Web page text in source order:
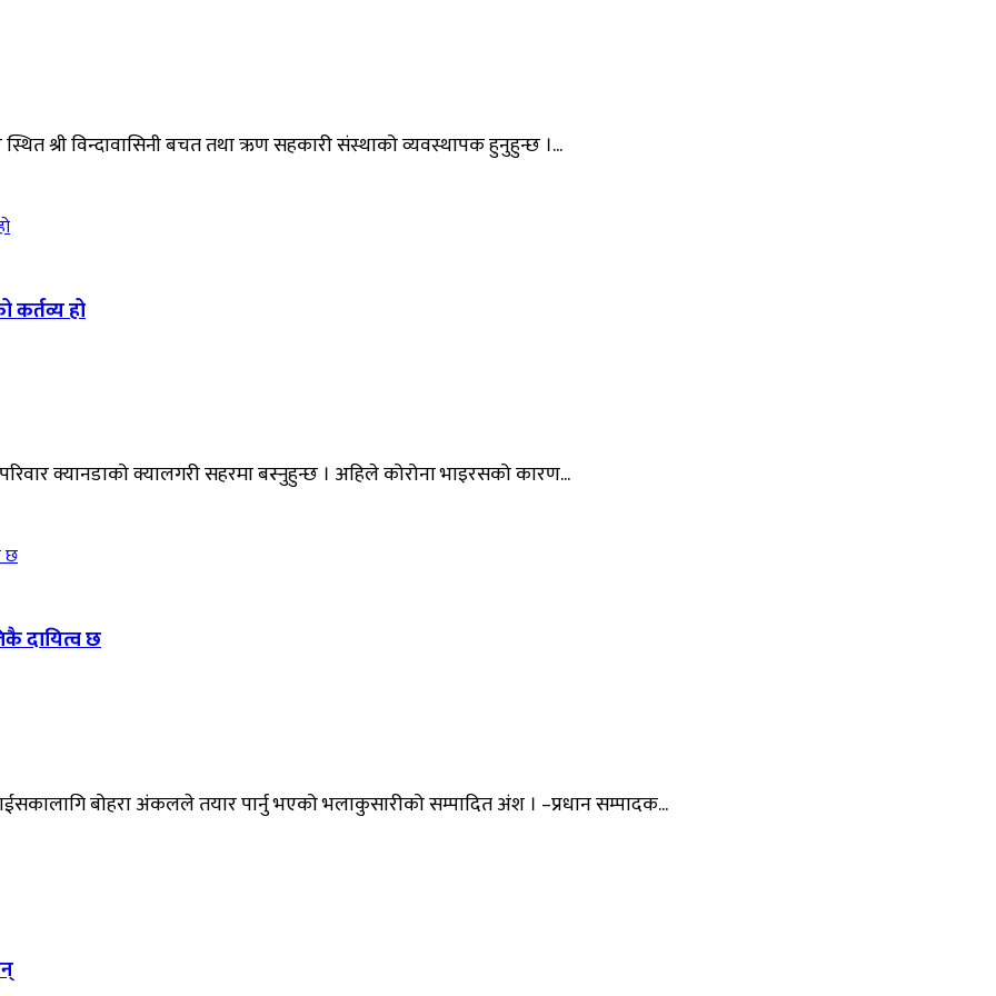
श्री विन्दावासिनी बचत तथा ऋण सहकारी संस्थाको व्यवस्थापक हुनुहुन्छ ।...
कर्तव्य हो
क्यानडाको क्यालगरी सहरमा बस्नुहुन्छ । अहिले कोरोना भाइरसको कारण...
दायित्व छ
बोहरा अंकलले तयार पार्नु भएको भलाकुसारीको सम्पादित अंश । –प्रधान सम्पादक...